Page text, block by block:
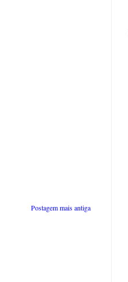
Postagem mais antiga